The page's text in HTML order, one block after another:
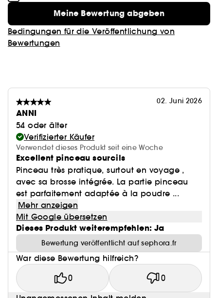
Meine Bewertung abgeben
Bedingungen für die Veröffentlichung von
Bewertungen
02. Juni 2026
ANNI
54 oder älter
Verifizierter Käufer
Verwendet dieses Produkt seit eine Woche
Excellent pinceau sourcils
Pinceau très pratique, surtout en voyage ,
avec sa brosse intégrée. La partie pinceau
est parfaitement adaptée à la poudre ...
Mehr anzeigen
Mit Google übersetzen
Dieses Produkt weiterempfehlen: Ja
Bewertung veröffentlicht auf sephora.fr
War diese Bewertung hilfreich?
0 0